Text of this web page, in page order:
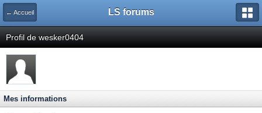
← Accueil LS forums
Profil de wesker0404
Mes informations